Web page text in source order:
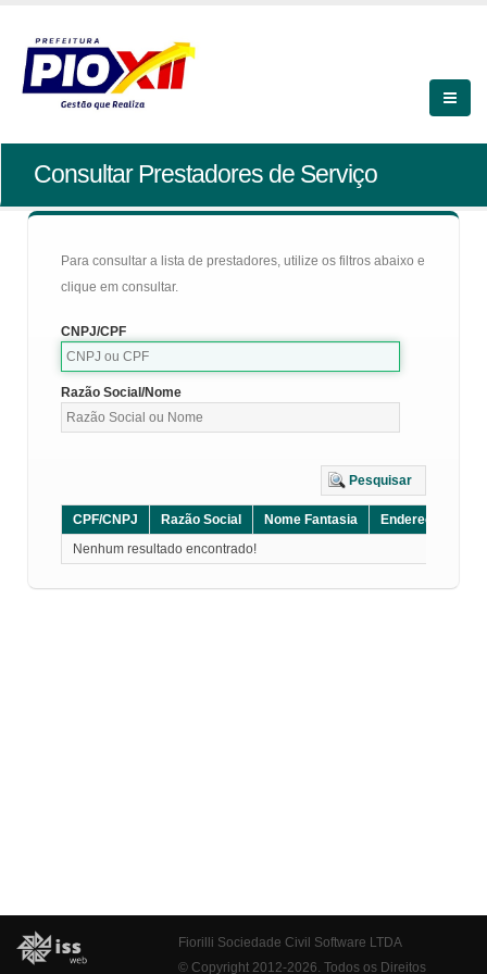
Consultar Prestadores de Serviço
Para consultar a lista de prestadores, utilize os filtros abaixo e
clique em consultar.
CNPJ/CPF
Razão Social/Nome
Pesquisar
CPF/CNPJ Razão Social Nome Fantasia Endereço
Nenhum resultado encontrado!
Fiorilli Sociedade Civil Software LTDA
© Copyright 2012-2026. Todos os Direitos